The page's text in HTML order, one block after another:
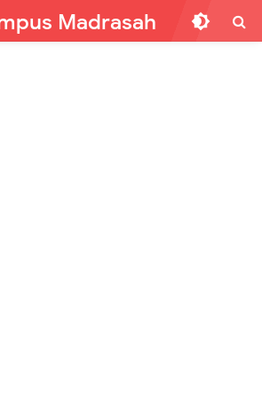
Madrasah